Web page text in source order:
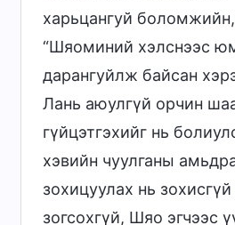
харьцангуй
“Шяоминий хэлснээс
дарангуйлж байсан
Лань аюулгүй орчин
гүйцэтгэхийг нь
хэвийн чуулганы
зохицуулах нь
зогсохгүй, Шяо эгчээс